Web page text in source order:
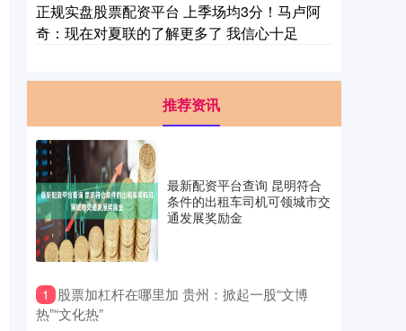
正规实盘股票配资平台 上季场均3分！马卢阿
奇：现在对夏联的了解更多了 我信心十足
推荐资讯
最新配资平台查询 昆明符合
条件的出租车司机可领城市交
通发展奖励金
1
​股票加杠杆在哪里加 贵州：掀起一股“文博
热”“文化热”